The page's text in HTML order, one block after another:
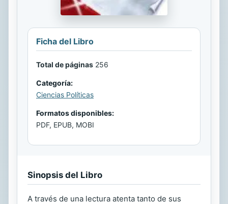
Ficha del Libro
Total de páginas 256
Categoría:
Ciencias Políticas
Formatos disponibles:
PDF, EPUB, MOBI
Sinopsis del Libro
A través de una lectura atenta tanto de sus